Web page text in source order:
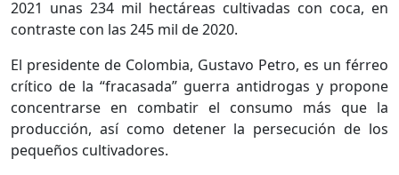
2021 unas 234 mil hectáreas cultivadas con coca, en
contraste con las 245 mil de 2020.
El presidente de Colombia, Gustavo Petro, es un férreo
crítico de la “fracasada” guerra antidrogas y propone
concentrarse en combatir el consumo más que la
producción, así como detener la persecución de los
pequeños cultivadores.